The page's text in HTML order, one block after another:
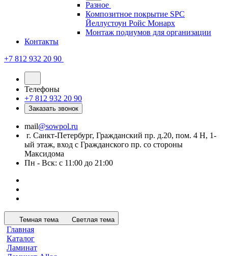
Разное
Композитное покрытие SPC
Йеллустоун Ройс Монарх
Монтаж подиумов для организации
Контакты
+7 812 932 20 90
Телефоны
+7 812 932 20 90
Заказать звонок
mail@sowpol.ru
г. Санкт-Петербург, Гражданский пр. д.20, пом. 4 Н, 1-
ый этаж, вход с Гражданского пр. со стороны
Максидома
Пн - Вск: с 11:00 до 21:00
Темная тема Светлая тема
Главная
Каталог
Ламинат